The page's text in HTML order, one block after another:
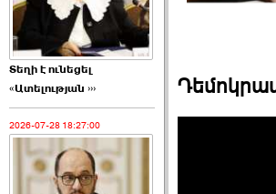
Տեղի է ունեցել
«Ատելության ›››
2026-07-28 18:27:00